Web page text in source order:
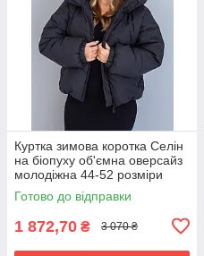
Куртка зимова коротка Селін
на біопуху об'ємна оверсайз
молодіжна 44-52 розміри
чорний
Готово до відправки
1 872,70 ₴ 3 070 ₴